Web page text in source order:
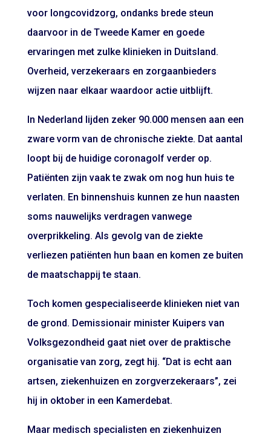
voor longcovidzorg, ondanks brede steun
daarvoor in de Tweede Kamer en goede
ervaringen met zulke klinieken in Duitsland.
Overheid, verzekeraars en zorgaanbieders
wijzen naar elkaar waardoor actie uitblijft.
In Nederland lijden zeker 90.000 mensen aan een
zware vorm van de chronische ziekte. Dat aantal
loopt bij de huidige coronagolf verder op.
Patiënten zijn vaak te zwak om nog hun huis te
verlaten. En binnenshuis kunnen ze hun naasten
soms nauwelijks verdragen vanwege
overprikkeling. Als gevolg van de ziekte
verliezen patiënten hun baan en komen ze buiten
de maatschappij te staan.
Toch komen gespecialiseerde klinieken niet van
de grond. Demissionair minister Kuipers van
Volksgezondheid gaat niet over de praktische
organisatie van zorg, zegt hij. “Dat is echt aan
artsen, ziekenhuizen en zorgverzekeraars”, zei
hij in oktober in een Kamerdebat.
Maar medisch specialisten en ziekenhuizen